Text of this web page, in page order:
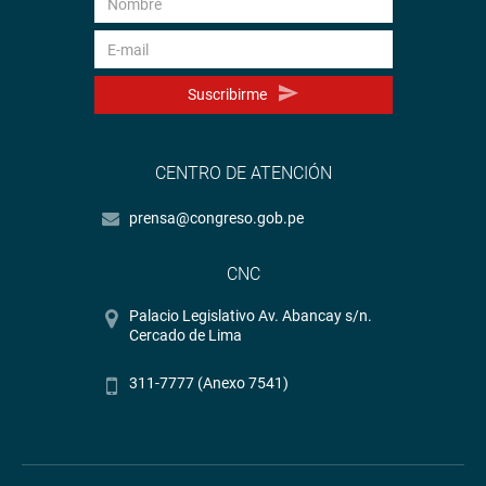
PRENSA CONGRESO
Suscribirme
CENTRO DE ATENCIÓN
prensa@congreso.gob.pe
CNC
Palacio Legislativo Av. Abancay s/n.
Cercado de Lima
311-7777 (Anexo 7541)